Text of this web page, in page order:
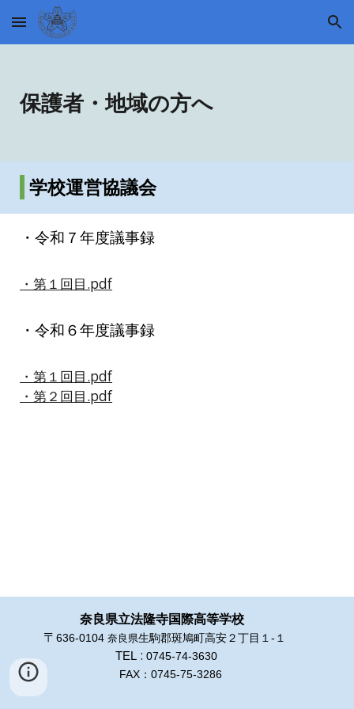
Skip to main content Skip to navigation
保護者・地域の方へ
学校運営協議会
・令和７年度議事録
・第１回目.pdf
・令和 ６年度議事録
・第１回目.pdf
・第２回目.pdf
奈良県立法隆寺国際高等学校
〒636-0104 奈良県生駒郡斑鳩町高安２丁目１-１
TEL :0745-74-3630
FAX：0745-75-3286